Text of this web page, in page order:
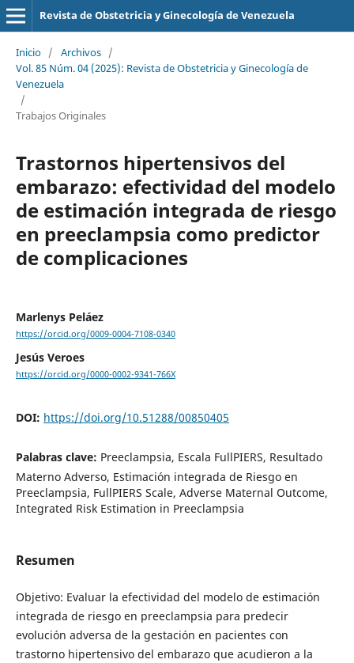
Revista de Obstetricia y Ginecología de Venezuela
Inicio / Archivos /
Vol. 85 Núm. 04 (2025): Revista de Obstetricia y Ginecología de
Venezuela
/
Trabajos Originales
Trastornos hipertensivos del
embarazo: efectividad del modelo
de estimación integrada de riesgo
en preeclampsia como predictor
de complicaciones
Marlenys Peláez
https://orcid.org/0009-0004-7108-0340
Jesús Veroes
https://orcid.org/0000-0002-9341-766X
DOI: https://doi.org/10.51288/00850405
Palabras clave: Preeclampsia, Escala FullPIERS, Resultado
Materno Adverso, Estimación integrada de Riesgo en
Preeclampsia, FullPIERS Scale, Adverse Maternal Outcome,
Integrated Risk Estimation in Preeclampsia
Resumen
Objetivo: Evaluar la efectividad del modelo de estimación
integrada de riesgo en preeclampsia para predecir
evolución adversa de la gestación en pacientes con
trastorno hipertensivo del embarazo que acudieron a la